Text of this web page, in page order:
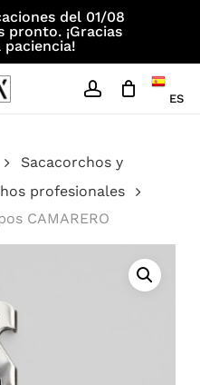
del 01/08
pronto. ¡Gracias
ES
Sacacorchos y
profesionales
CAMARERO